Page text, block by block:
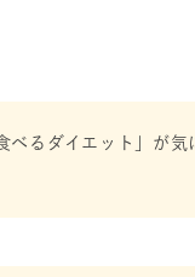
べるダイエット」が気